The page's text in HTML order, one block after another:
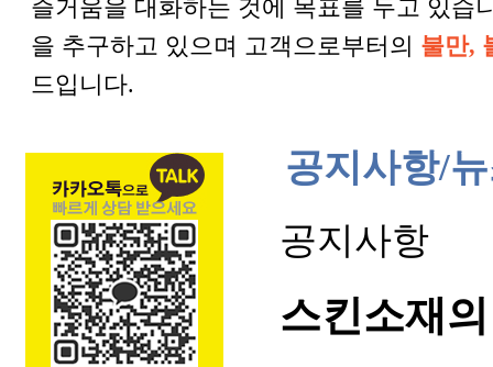
즐거움을 대화하는 것에 목표를 두고 있
을 추구하고 있으며 고객으로부터의 불만,
드입니다.
공지사항/
공지사항
스킨소재